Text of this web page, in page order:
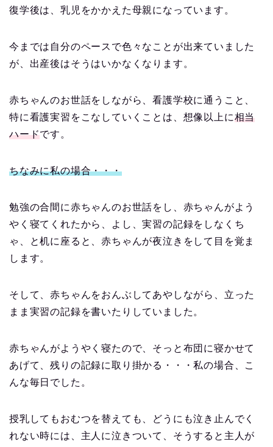
復学後は、乳児をかかえた母親になっています。
今までは自分のペースで色々なことが出来ていました
が、出産後はそうはいかなくなります。
赤ちゃんのお世話をしながら、看護学校に通うこと、
特に看護実習をこなしていくことは、想像以上に相当
ハードです。
ちなみに私の場合・・・
勉強の合間に赤ちゃんのお世話をし、赤ちゃんがよう
やく寝てくれたから、よし、実習の記録をしなくち
ゃ、と机に座ると、赤ちゃんが夜泣きをして目を覚ま
します。
そして、赤ちゃんをおんぶしてあやしながら、立った
まま実習の記録を書いたりしていました。
赤ちゃんがようやく寝たので、そっと布団に寝かせて
あげて、残りの記録に取り掛かる・・・私の場合、こ
んな毎日でした。
授乳してもおむつを替えても、どうにも泣き止んでく
れない時には、主人に泣きついて、そうすると主人が